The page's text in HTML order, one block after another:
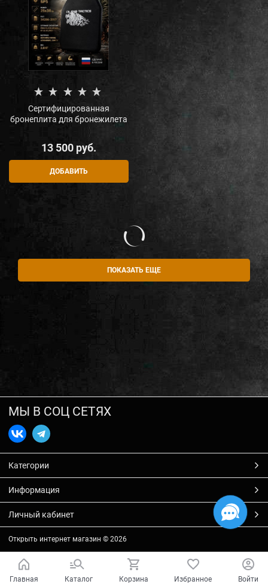
Сертифицированная
бронеплита для бронежилета
13 500 руб.
ДОБАВИТЬ
ПОКАЗАТЬ ЕЩЕ
МЫ В СОЦ СЕТЯХ
Категории
Информация
Личный кабинет
Открыть интернет магазин © 2026
Главная Каталог Корзина Избранное Войти